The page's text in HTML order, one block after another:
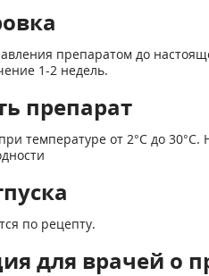
препаратом до
1-2 недель.
препарат
температуре от 2°С до
по рецепту.
для врачей о